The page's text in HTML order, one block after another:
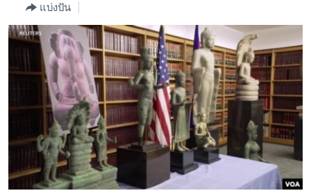
หลัก
ไป
การ
ไทย
ธุรกิจ
วิทยาศาสตร์
สังคมและสุขภาพ
ไลฟ์สไตล์
ตรวจสอบข่าว
เรียนรู้ภาษาอังกฤษ
พอดคาสต์
แบ่งปัน